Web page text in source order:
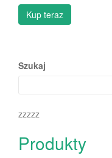
Kup teraz
Szukaj
zzzzz
Produkty